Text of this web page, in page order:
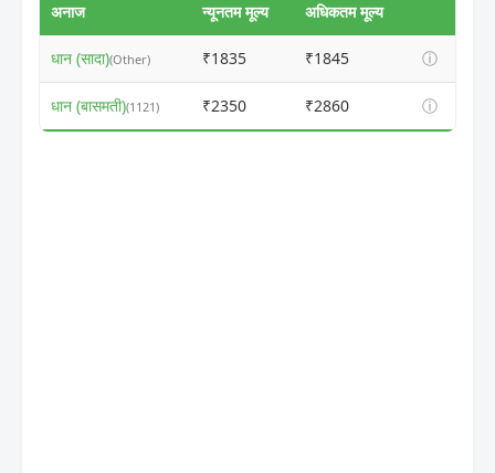
अनाज न्यूनतम मूल्य अधिकतम मूल्य
धान (सादा)(Other) ₹1835 ₹1845 ⓘ
धान (बासमती)(1121) ₹2350 ₹2860 ⓘ